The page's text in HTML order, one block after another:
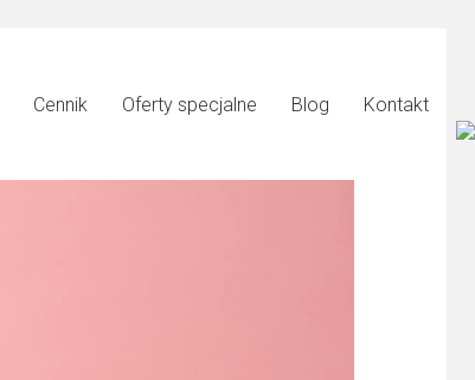
Cennik Oferty specjalne Blog Kontakt